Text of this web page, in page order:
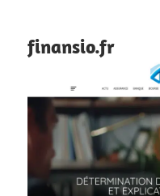
finansio.fr